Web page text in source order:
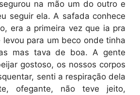
na mão um do outro e
seguir ela. A safada conhece
era a primeira vez que ia pra
levou para um beco onde tinha
mas tava de boa. A gente
gostoso, os nossos corpos
senti a respiração dela
ofegante, não teve jeito,